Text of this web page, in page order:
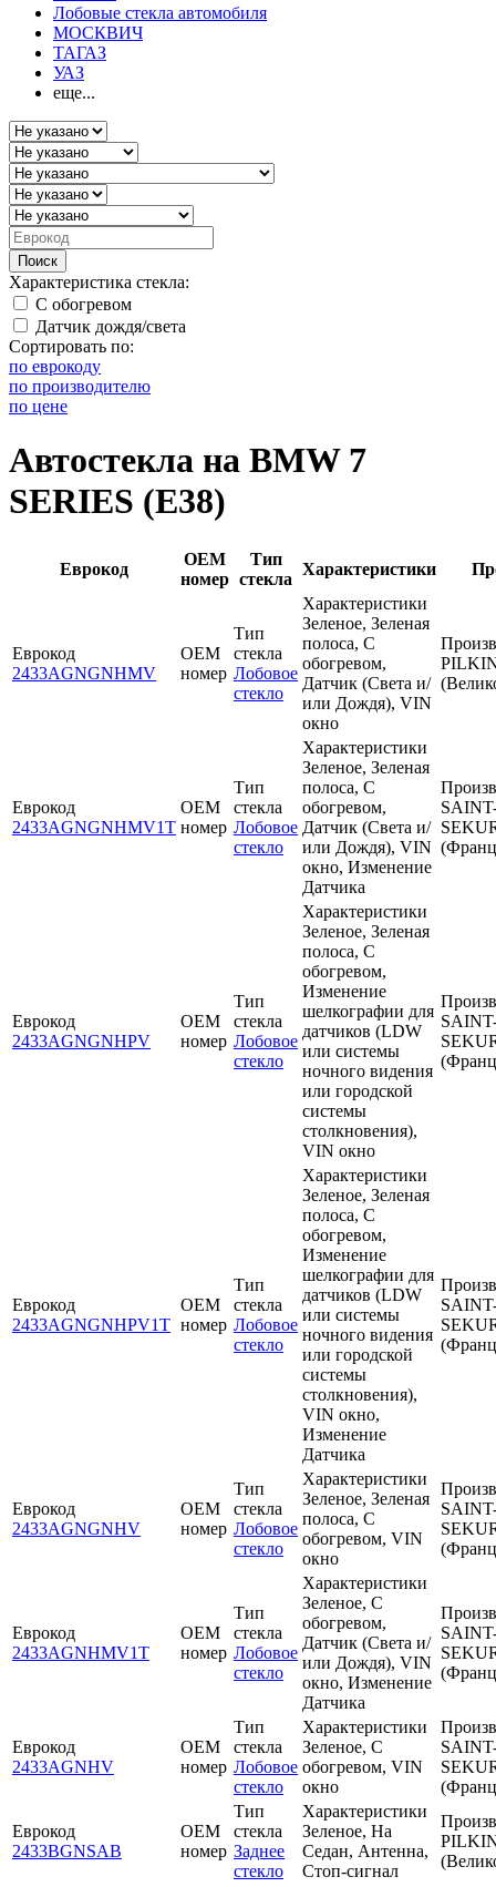
Лобовые стекла автомобиля
МОСКВИЧ
ТАГАЗ
УАЗ
еще...
Поиск
Характеристика стекла:
С обогревом
Датчик дождя/света
Сортировать по:
по еврокоду
по производителю
по цене
Автостекла на BMW 7
SERIES (E38)
Еврокод
OEM
номер
Тип
стекла
Характеристики
Еврокод
2433AGNGNHMV
OEM
номер
Тип
стекла
Лобовое
стекло
Характеристики
Зеленое, Зеленая
полоса, С
обогревом,
Датчик (Света и/
или Дождя), VIN
окно
Еврокод
2433AGNGNHMV1T
OEM
номер
Тип
стекла
Лобовое
стекло
Характеристики
Зеленое, Зеленая
полоса, С
обогревом,
Датчик (Света и/
или Дождя), VIN
окно, Изменение
Датчика
Еврокод
2433AGNGNHPV
OEM
номер
Тип
стекла
Лобовое
стекло
Характеристики
Зеленое, Зеленая
полоса, С
обогревом,
Изменение
шелкографии для
датчиков (LDW
или системы
ночного видения
или городской
системы
столкновения),
VIN окно
Еврокод
2433AGNGNHPV1T
OEM
номер
Тип
стекла
Лобовое
стекло
Характеристики
Зеленое, Зеленая
полоса, С
обогревом,
Изменение
шелкографии для
датчиков (LDW
или системы
ночного видения
или городской
системы
столкновения),
VIN окно,
Изменение
Датчика
Еврокод
2433AGNGNHV
OEM
номер
Тип
стекла
Лобовое
стекло
Характеристики
Зеленое, Зеленая
полоса, С
обогревом, VIN
окно
Еврокод
2433AGNHMV1T
OEM
номер
Тип
стекла
Лобовое
стекло
Характеристики
Зеленое, С
обогревом,
Датчик (Света и/
или Дождя), VIN
окно, Изменение
Датчика
Еврокод
2433AGNHV
OEM
номер
Тип
стекла
Лобовое
стекло
Характеристики
Зеленое, С
обогревом, VIN
окно
Еврокод
2433BGNSAB
OEM
номер
Тип
стекла
Заднее
стекло
Характеристики
Зеленое, На
Седан, Антенна,
Стоп-сигнал